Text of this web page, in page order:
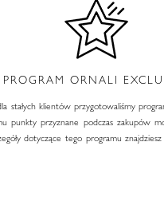
PROGRAM ORNALI
stałych klientów przygotowaliśmy
punkty przyznane podczas zakupów
dotyczące tego programu